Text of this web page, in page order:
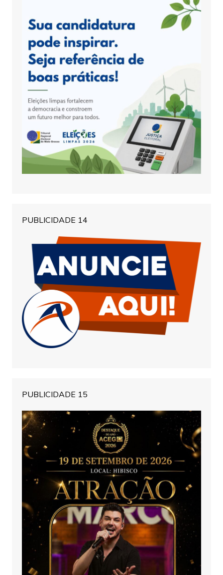
PUBLICIDADE 14
PUBLICIDADE 15